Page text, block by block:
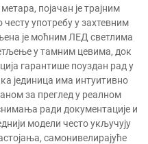
појачан је трајним
употребу у захтевним
је моћним ЛЕД светлима
у тамним цевима, док
гарантише поуздан рад у
јединица има интуитивно
за преглед у реалном
ради документације и
модели често укључују
самонивелирајуће